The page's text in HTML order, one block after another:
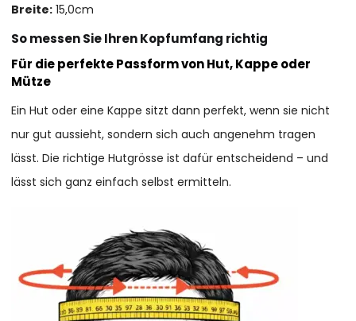
Breite: 15,0cm
So messen Sie Ihren Kopfumfang richtig
Für die perfekte Passform von Hut, Kappe oder
Mütze
Ein Hut oder eine Kappe sitzt dann perfekt, wenn sie nicht
nur gut aussieht, sondern sich auch angenehm tragen
lässt. Die richtige Hutgrösse ist dafür entscheidend – und
lässt sich ganz einfach selbst ermitteln.